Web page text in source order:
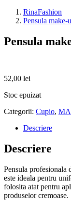
RinaFashion
Pensula
Pensula
52,00 lei
Stoc epuizat
Categorii: Cupio,
Descriere
Descriere
Pensula profesionala
este ideala pentru
folosita atat pentru
produselor cremoase.